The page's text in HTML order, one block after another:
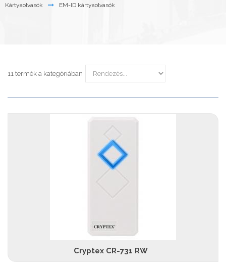
Kártyaolvasók
EM-ID kártyaolvasók
11 termék a kategóriában
Cryptex CR-731 RW